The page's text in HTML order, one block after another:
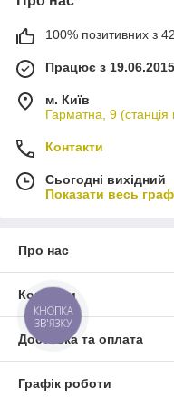
100% позитивних з 42
Працює з 19.06.2015
м. Київ
Гарматна, 9
Контакти
Сьогодні вихідний
Показати весь
Про нас
Контакти
Доставка та оплата
Графік роботи
КНОПКА
ЗВ'ЯЗКУ